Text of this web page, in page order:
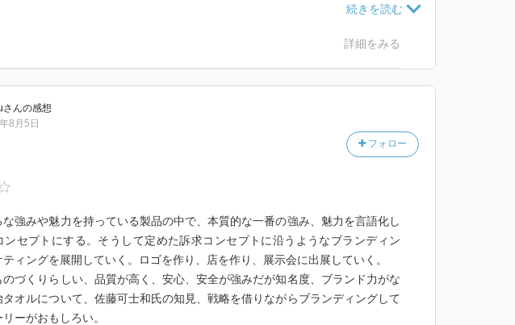
ること、考え抜くこと、それが必要なのだと思います。
的なのは、つくることより守ることの難しさ。
分たちの自覚や誇りを持つこと。
をもって、でも驕らずにい続けること。
ことなのだと思います。
に疑問を持たずにいることは衰退と同じです。
伝わるか？伝えたい価値が伝わるか？
的視点はなかなか持てないから見る癖をつけたりしながら前進していこうと思
詳細をみる
さんの感想
フォロー
8月5日
強みや魅力を持っている製品の中で、本質的な一番の強み、魅力を言語化し
ンセプトにする。そうして定めた訴求コンセプトに沿うようなブランディン
ィングを展開していく。ロゴを作り、店を作り、展示会に出展していく。
づくりらしい、品質が高く、安心、安全が強みだが知名度、ブランド力がな
タオルについて、佐藤可士和氏の知見、戦略を借りながらブランディングして
ーがおもしろい。